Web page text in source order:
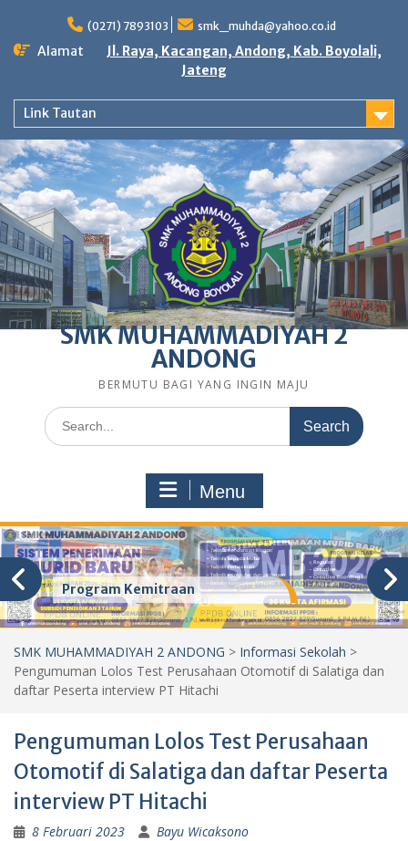
content
(0271) 7893103 smk_muhda@yahoo.co.id
Alamat
Jl. Raya, Kacangan, Andong, Kab. Boyolali,
Jateng
Link Tautan
SMK MUHAMMADIYAH 2
ANDONG
BERMUTU BAGI YANG INGIN MAJU
Search
for:
Menu
Program Kemitraan
SMK MUHAMMADIYAH 2 ANDONG > Informasi Sekolah >
Pengumuman Lolos Test Perusahaan Otomotif di Salatiga dan
daftar Peserta interview PT Hitachi
Pengumuman Lolos Test Perusahaan
Otomotif di Salatiga dan daftar Peserta
interview PT Hitachi
8 Februari 2023 Bayu Wicaksono